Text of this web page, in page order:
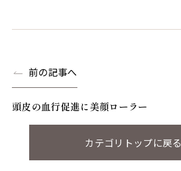
前の記事へ
頭皮の血行促進に美顔ローラー
カテゴリトップに戻る